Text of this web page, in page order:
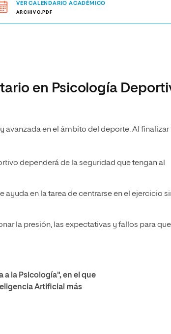
VER CALENDARIO ACADÉMICO
ARCHIVO.PDF
en Psicología
en el ámbito del deporte. Al finalizar
dependerá de la seguridad que tengan al
en la tarea de centrarse en el ejercicio
la presión, las expectativas y fallos para
a la Psicología", en el que
Artificial más